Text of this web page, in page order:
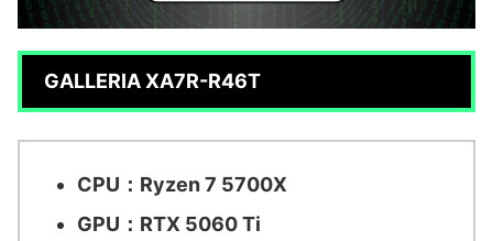
GALLERIA XA7R-R46T
CPU：Ryzen 7 5700X
GPU：RTX 5060 Ti